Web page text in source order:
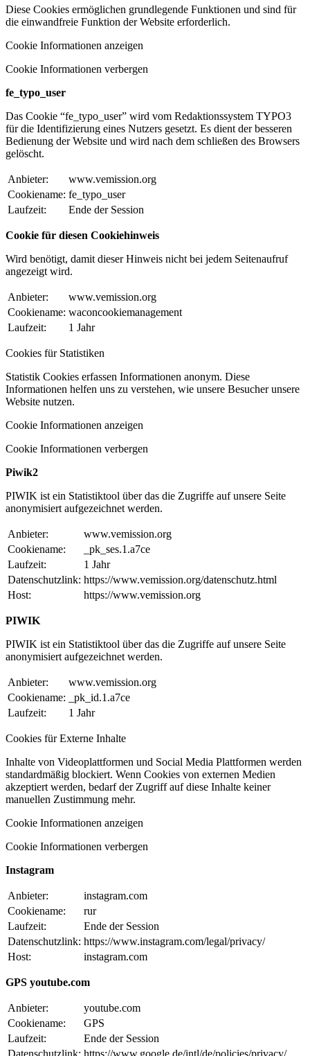
Diese Cookies ermöglichen grundlegende Funktionen und sind für
die einwandfreie Funktion der Website erforderlich.
Cookie Informationen anzeigen
Cookie Informationen verbergen
fe_typo_user
Das Cookie “fe_typo_user” wird vom Redaktionssystem TYPO3
für die Identifizierung eines Nutzers gesetzt. Es dient der besseren
Bedienung der Website und wird nach dem schließen des Browsers
gelöscht.
Anbieter:
www.vemission.org
Cookiename: fe_typo_user
Laufzeit:
Ende der Session
Cookie für diesen Cookiehinweis
Wird benötigt, damit dieser Hinweis nicht bei jedem Seitenaufruf
angezeigt wird.
Anbieter:
www.vemission.org
Cookiename: waconcookiemanagement
Laufzeit:
1 Jahr
Cookies für Statistiken
Statistik Cookies erfassen Informationen anonym. Diese
Informationen helfen uns zu verstehen, wie unsere Besucher unsere
Website nutzen.
Cookie Informationen anzeigen
Cookie Informationen verbergen
Piwik2
PIWIK ist ein Statistiktool über das die Zugriffe auf unsere Seite
anonymisiert aufgezeichnet werden.
Anbieter:
www.vemission.org
Cookiename:
_pk_ses.1.a7ce
Laufzeit:
1 Jahr
Datenschutzlink: https://www.vemission.org/datenschutz.html
Host:
https://www.vemission.org
PIWIK
PIWIK ist ein Statistiktool über das die Zugriffe auf unsere Seite
anonymisiert aufgezeichnet werden.
Anbieter:
www.vemission.org
Cookiename:
_pk_id.1.a7ce
Laufzeit:
1 Jahr
Cookies für Externe Inhalte
Inhalte von Videoplattformen und Social Media Plattformen werden
standardmäßig blockiert. Wenn Cookies von externen Medien
akzeptiert werden, bedarf der Zugriff auf diese Inhalte keiner
manuellen Zustimmung mehr.
Cookie Informationen anzeigen
Cookie Informationen verbergen
Instagram
Anbieter:
instagram.com
Cookiename:
rur
Laufzeit:
Ende der Session
Datenschutzlink: https://www.instagram.com/legal/privacy/
Host:
instagram.com
GPS youtube.com
Anbieter:
youtube.com
Cookiename:
GPS
Laufzeit:
Ende der Session